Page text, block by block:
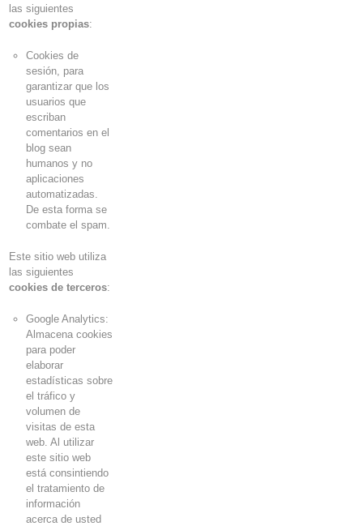
las siguientes
cookies propias:
Cookies de
sesión, para
garantizar que los
usuarios que
escriban
comentarios en el
blog sean
humanos y no
aplicaciones
automatizadas.
De esta forma se
combate el spam.
Este sitio web utiliza
las siguientes
cookies de terceros:
Google Analytics:
Almacena cookies
para poder
elaborar
estadísticas sobre
el tráfico y
volumen de
visitas de esta
web. Al utilizar
este sitio web
está consintiendo
el tratamiento de
información
acerca de usted